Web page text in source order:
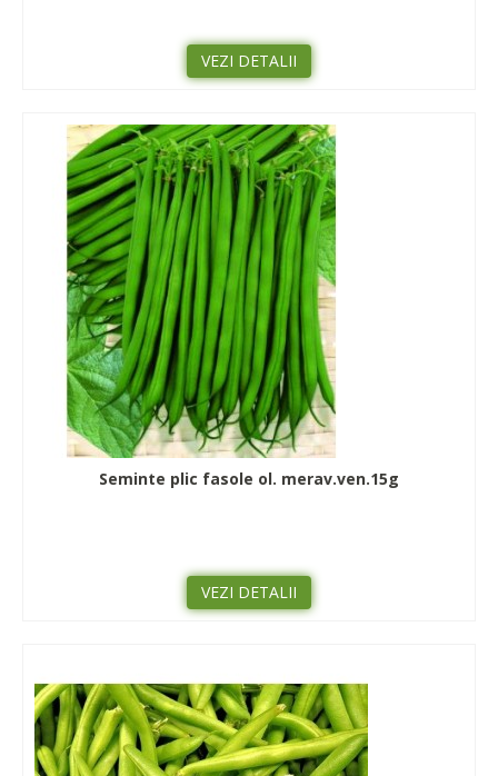
VEZI DETALII
Seminte plic fasole ol. merav.ven.15g
VEZI DETALII